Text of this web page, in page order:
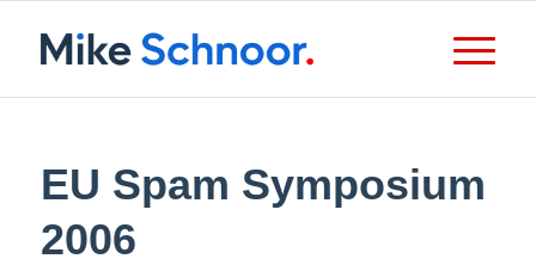
EU Spam Symposium
2006